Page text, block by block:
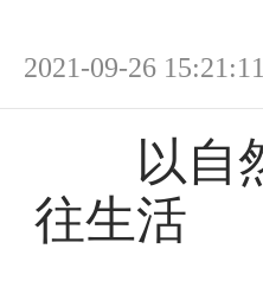
2021-09-26
以自然
往生活